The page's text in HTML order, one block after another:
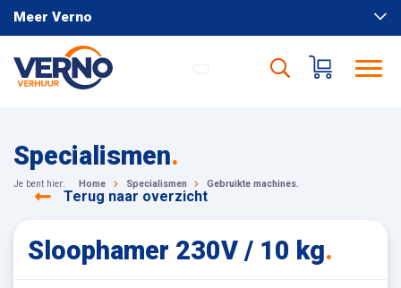
Meer Verno
Specialismen.
Je bent hier: Home Specialismen Gebruikte machines.
Terug naar overzicht
Sloophamer 230V / 10 kg.